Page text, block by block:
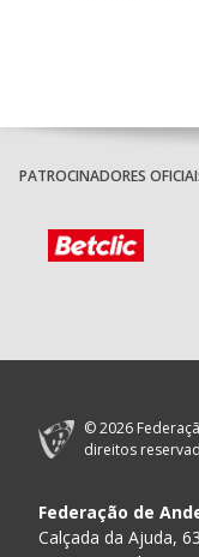
PATROCINADORES
© 2026
direitos
Federação de
Calçada da Ajuda,